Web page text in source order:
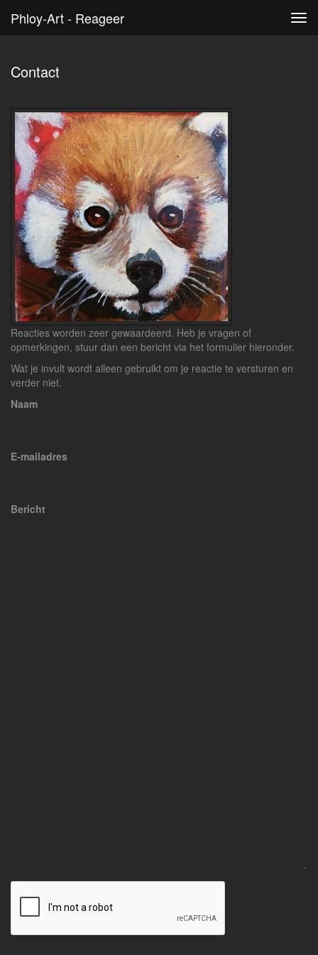
Phloy-Art - Reageer
Contact
Reacties worden zeer gewaardeerd. Heb je vragen of
opmerkingen, stuur dan een bericht via het formulier hieronder.
Wat je invult wordt alleen gebruikt om je reactie te versturen en
verder niet.
Naam
E-mailadres
Bericht